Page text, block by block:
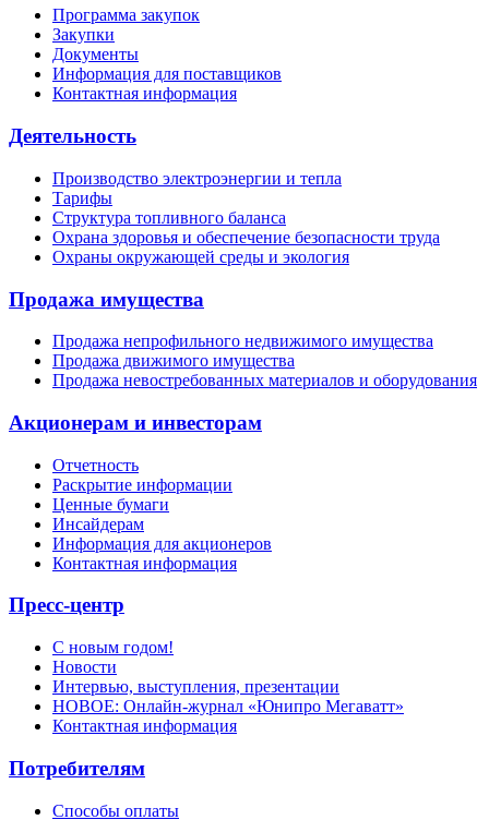
Программа закупок
Закупки
Документы
Информация для поставщиков
Контактная информация
Деятельность
Производство электроэнергии и тепла
Тарифы
Структура топливного баланса
Охрана здоровья и обеспечение безопасности труда
Охраны окружающей среды и экология
Продажа имущества
Продажа непрофильного недвижимого имущества
Продажа движимого имущества
Продажа невостребованных материалов и оборудования
Акционерам и инвесторам
Отчетность
Раскрытие информации
Ценные бумаги
Инсайдерам
Информация для акционеров
Контактная информация
Пресс-центр
С новым годом!
Новости
Интервью, выступления, презентации
НОВОЕ: Онлайн-журнал «Юнипро Мегаватт»
Контактная информация
Потребителям
Способы оплаты